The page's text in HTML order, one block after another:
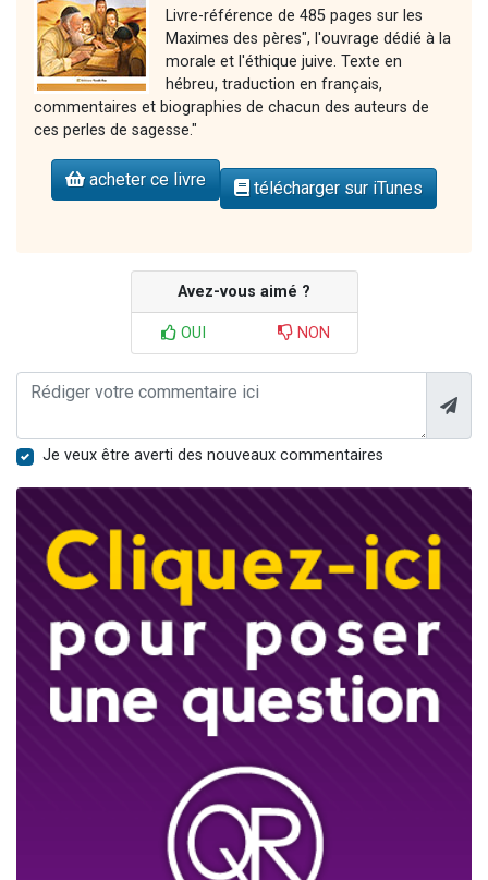
Livre-référence de 485 pages sur les
Maximes des pères", l'ouvrage dédié à la
morale et l'éthique juive. Texte en
hébreu, traduction en français,
commentaires et biographies de chacun des auteurs de
ces perles de sagesse."
acheter ce livre télécharger sur iTunes
Avez-vous aimé ?
OUI NON
Je veux être averti des nouveaux commentaires